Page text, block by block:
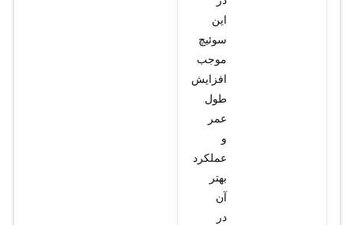
این
سوئیچ
موجب
افزایش
طول
عمر
و
عملکرد
بهتر
آن
در